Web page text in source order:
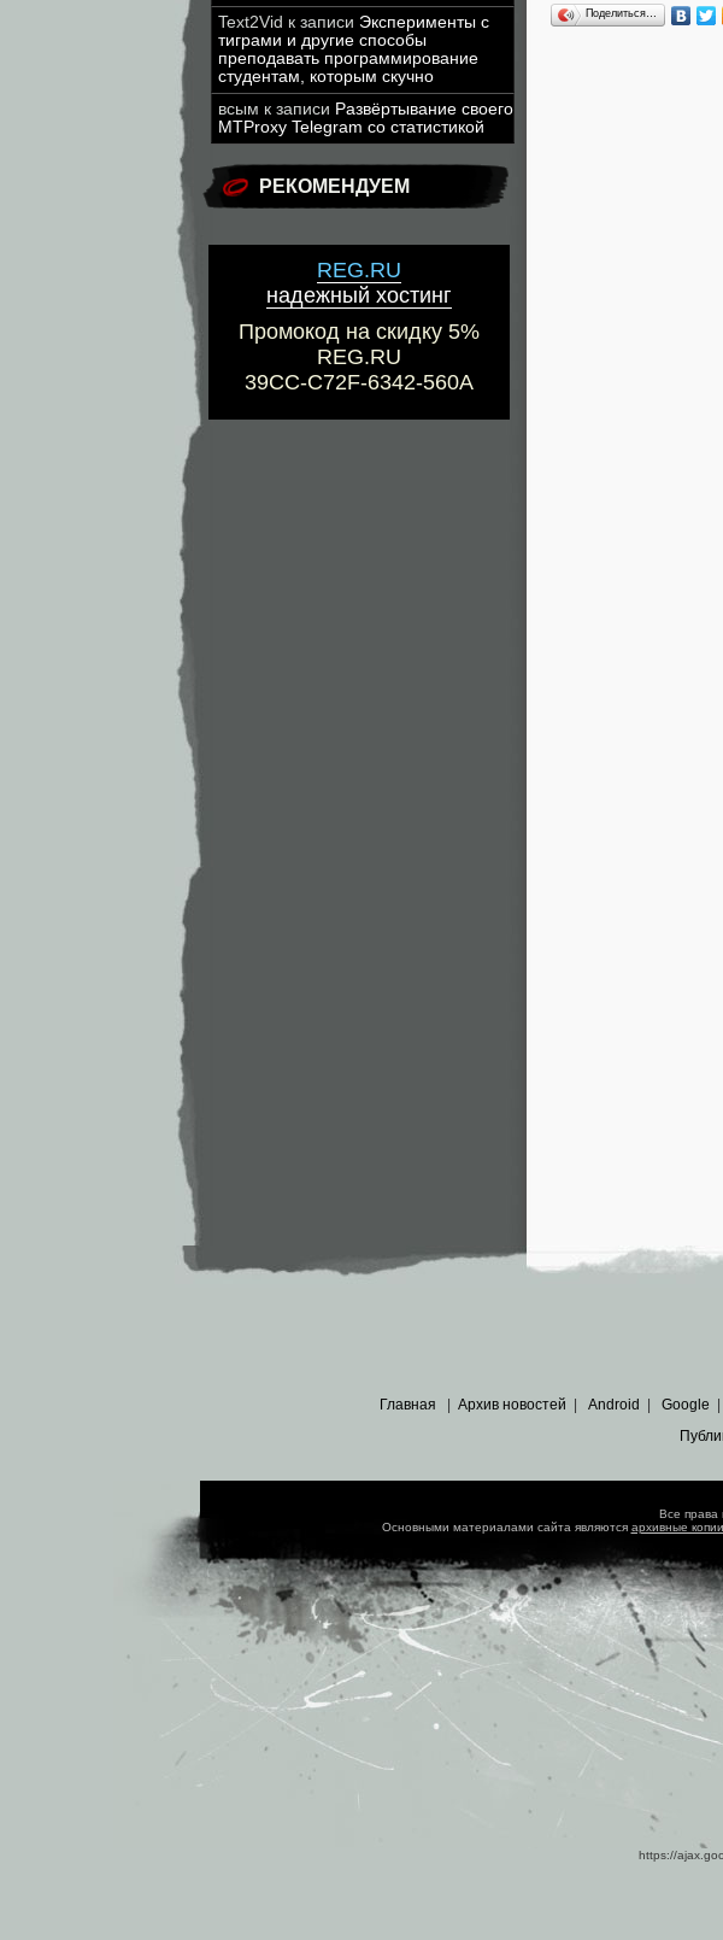
Text2Vid к записи Эксперименты с
тиграми и другие способы
преподавать программирование
студентам, которым скучно
всым к записи Развёртывание своего
MTProxy Telegram со статистикой
РЕКОМЕНДУЕМ
REG.RU
надежный хостинг
Промокод на скидку 5%
REG.RU
39CC-C72F-6342-560A
Поделиться…
Главная Архив новостей Android Google
Все права
Основными материалами сайта являются архивные
https://